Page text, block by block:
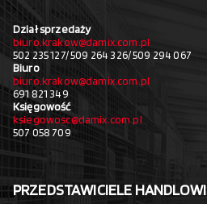
Dział sprzedaży
biuro.krakow@damix.com.pl
502 235 127/ 509 264 326/ 509 294 067
Biuro
biuro.krakow@damix.com.pl
691 821 349
Księgowość
ksiegowosc@damix.com.pl
507 058 709
PRZEDSTAWICIELE HANDLOWI